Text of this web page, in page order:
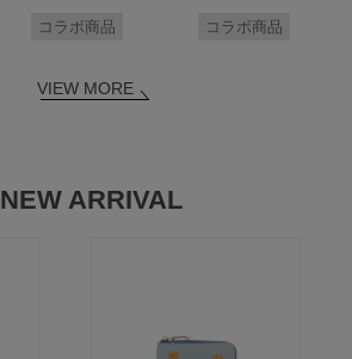
コラボ商品 コラボ商品
VIEW MORE
NEW ARRIVAL